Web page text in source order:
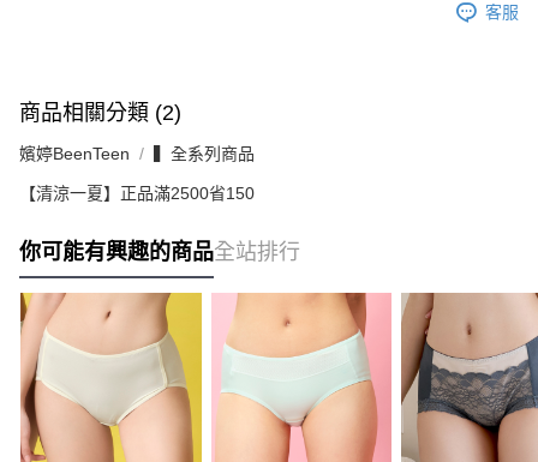
客服
商品相關分類 (2)
嬪婷BeenTeen ▍全系列商品
【清涼一夏】正品滿2500省150
你可能有興趣的商品全站排行